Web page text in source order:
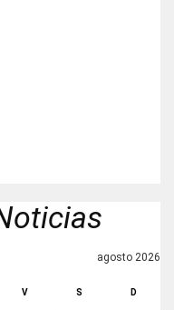
agosto 2026
V S D